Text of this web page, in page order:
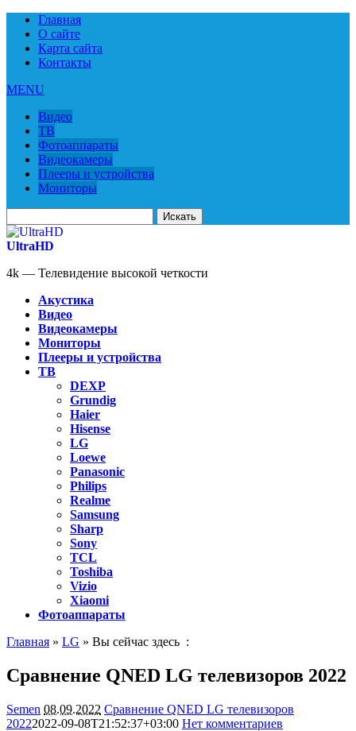
Главная
О сайте
Карта сайта
Контакты
MENU
Видео
ТВ
Фотоаппараты
Видеокамеры
Плееры и устройства
Мониторы
для:
UltraHD
4k — Телевидение высокой четкости
Акустика
Видео
Видеокамеры
Мониторы
Плееры и устройства
ТВ
DEXP
Grundig
Haier
Hisense
LG
Loewe
Panasonic
Philips
Realme
Samsung
Sharp
Sony
TCL
Toshiba
Vizio
Xiaomi
Фотоаппараты
Главная » LG » Вы сейчас здесь :
Сравнение QNED LG телевизоров 2022
Semen 08.09.2022 Сравнение QNED LG телевизоров
20222022-09-08T21:52:37+03:00 Нет комментариев